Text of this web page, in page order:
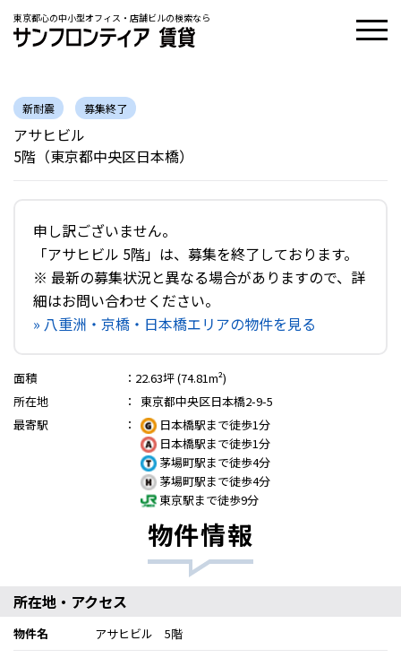
東京都心の中小型オフィス・店舗ビルの検索なら
新耐震 募集終了
アサヒビル
5階（東京都中央区日本橋）
申し訳ございません。
「アサヒビル 5階」は、募集を終了しております。
※ 最新の募集状況と異なる場合がありますので、詳
細はお問い合わせください。
» 八重洲・京橋・日本橋エリアの物件を見る
面積 ： 22.63坪 (74.81m²)
所在地
：
東京都中央区日本橋2-9-5
最寄駅
：
日本橋駅まで徒歩1分
日本橋駅まで徒歩1分
茅場町駅まで徒歩4分
茅場町駅まで徒歩4分
東京駅まで徒歩9分
物件情報
所在地・アクセス
物件名
アサヒビル 5階